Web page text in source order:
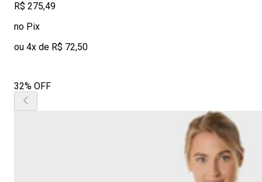
R$ 275,49
no Pix
ou 4x de R$ 72,50
32% OFF